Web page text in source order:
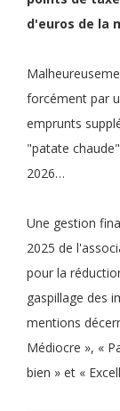
d'euros de la
forcément par
emprunts
"patate
2026…
Une gestion
2025 de
pour la
gaspillage des
mentions
Médiocre », «
bien » et «